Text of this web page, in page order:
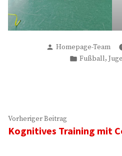
Verfasst
Homepage-Team
Veröffentlicht
Fußball,
Beitragsnavigation
Vorheriger Beitrag
Beitrag:
Kognitives Training mit